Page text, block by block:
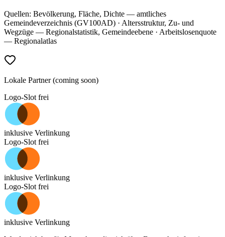
Quellen: Bevölkerung, Fläche, Dichte — amtliches
Gemeindeverzeichnis (GV100AD) · Altersstruktur, Zu- und
Wegzüge — Regionalstatistik, Gemeindeebene · Arbeitslosenquote
— Regionalatlas
Lokale Partner (coming soon)
Logo-Slot frei
inklusive Verlinkung
Logo-Slot frei
inklusive Verlinkung
Logo-Slot frei
inklusive Verlinkung